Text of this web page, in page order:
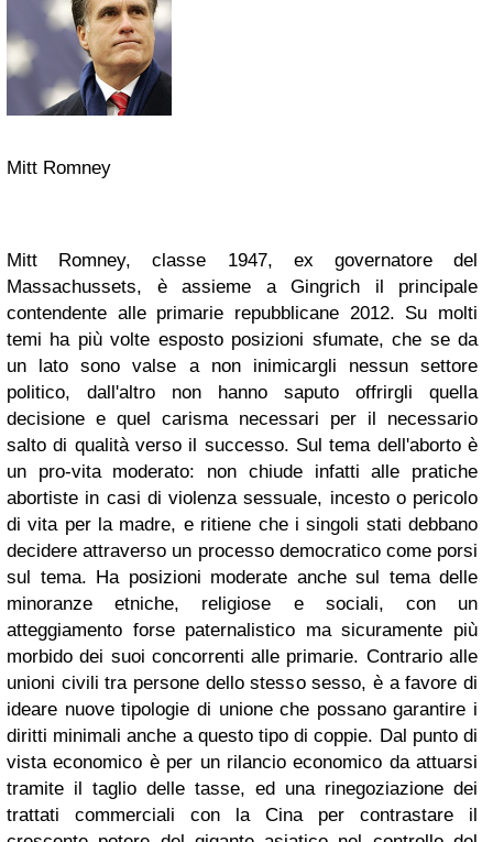
Mitt Romney
Mitt Romney, classe 1947, ex governatore del
Massachussets, è assieme a Gingrich il principale
contendente alle primarie repubblicane 2012. Su molti
temi ha più volte esposto posizioni sfumate, che se da
un lato sono valse a non inimicargli nessun settore
politico, dall'altro non hanno saputo offrirgli quella
decisione e quel carisma necessari per il necessario
salto di qualità verso il successo. Sul tema dell'aborto è
un pro-vita moderato: non chiude infatti alle pratiche
abortiste in casi di violenza sessuale, incesto o pericolo
di vita per la madre, e ritiene che i singoli stati debbano
decidere attraverso un processo democratico come porsi
sul tema. Ha posizioni moderate anche sul tema delle
minoranze etniche, religiose e sociali, con un
atteggiamento forse paternalistico ma sicuramente più
morbido dei suoi concorrenti alle primarie. Contrario alle
unioni civili tra persone dello stesso sesso, è a favore di
ideare nuove tipologie di unione che possano garantire i
diritti minimali anche a questo tipo di coppie. Dal punto di
vista economico è per un rilancio economico da attuarsi
tramite il taglio delle tasse, ed una rinegoziazione dei
trattati commerciali con la Cina per contrastare il